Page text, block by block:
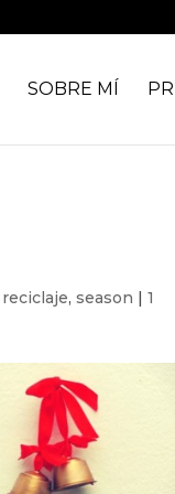
SOBRE MÍ
reciclaje,season |1